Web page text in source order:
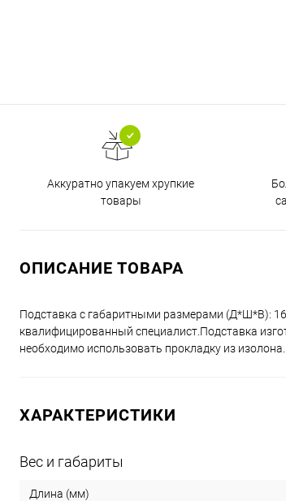
Аккуратно упакуем хрупкие
товары
ОПИСАНИЕ ТОВАРА
Подставка с габаритными размерами (Д*Ш*В):
квалифицированный специалист.Подставка
необходимо использовать прокладку из изолона.
ХАРАКТЕРИСТИКИ
Вес и габариты
Длина (мм)